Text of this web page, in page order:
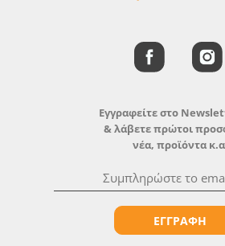
Εγγραφείτε στο
& λάβετε πρώτοι
νέα, προϊόντα
ΕΓΓΡΑΦΗ